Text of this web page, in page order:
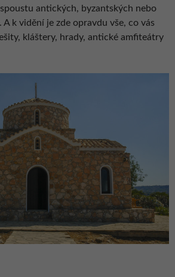
antických, byzantských nebo
A k vidění je zde opravdu vše, co vás
kláštery, hrady, antické amfiteátry